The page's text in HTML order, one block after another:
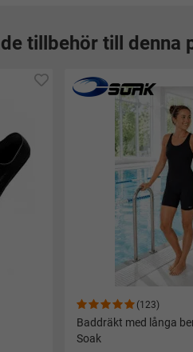
tillbehör till denna
(123)
Baddräkt med långa
Soak